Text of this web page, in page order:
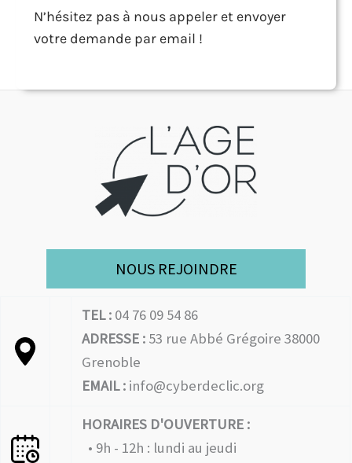
N’hésitez pas à nous appeler et envoyer
votre demande par email !
NOUS REJOINDRE
TEL : 04 76 09 54 86
ADRESSE : 53 rue Abbé Grégoire 38000
Grenoble
EMAIL : info@cyberdeclic.org
HORAIRES D'OUVERTURE :
• 9h - 12h : lundi au jeudi